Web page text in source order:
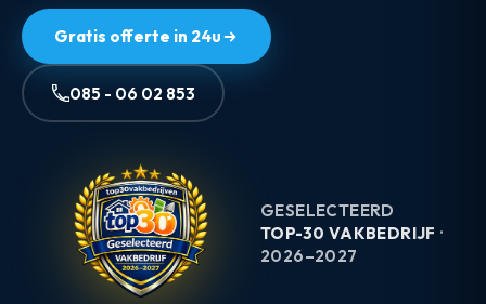
Gratis offerte in 24u
085 - 06 02 853
GESELECTEERD
TOP-30 VAKBEDRIJF ·
2026–2027